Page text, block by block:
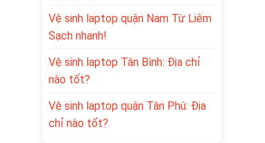
Vệ sinh laptop quận Nam Từ Liêm
Sạch nhanh!
Vệ sinh laptop Tân Bình: Địa chỉ
nào tốt?
Vệ sinh laptop quận Tân Phú: Địa
chỉ nào tốt?